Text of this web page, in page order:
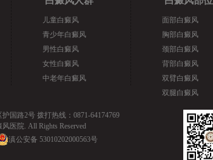
儿童白癜风
青少年白癜风
男性白癜风
女性白癜风
中老年白癜风
面部白癜风
胸部白癜风
颈部白癜风
背部白癜风
双臂白癜风
双腿白癜风
国路2号 拨打热线：0871-64174769
医院. All Rights Reserved
滇公安备 53010202000563号